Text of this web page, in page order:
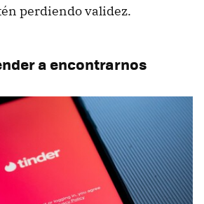
perdiendo validez.
a encontrarnos